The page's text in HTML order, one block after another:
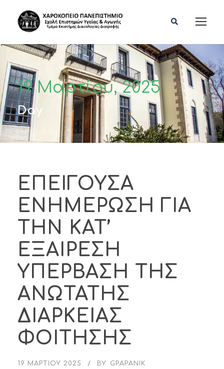
19 Μαρτίου, 2025
Day
ΕΠΕΙΓΟΥΣΑ
ΕΝΗΜΕΡΩΣΗ ΓΙΑ
ΤΗΝ ΚΑΤ’
ΕΞΑΙΡΕΣΗ
ΥΠΕΡΒΑΣΗ ΤΗΣ
ΑΝΩΤΑΤΗΣ
ΔΙΑΡΚΕΙΑΣ
ΦΟΙΤΗΣΗΣ
19 ΜΑΡΤΊΟΥ 2025 BY
GPAPANIK